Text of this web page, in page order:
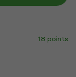
18 points